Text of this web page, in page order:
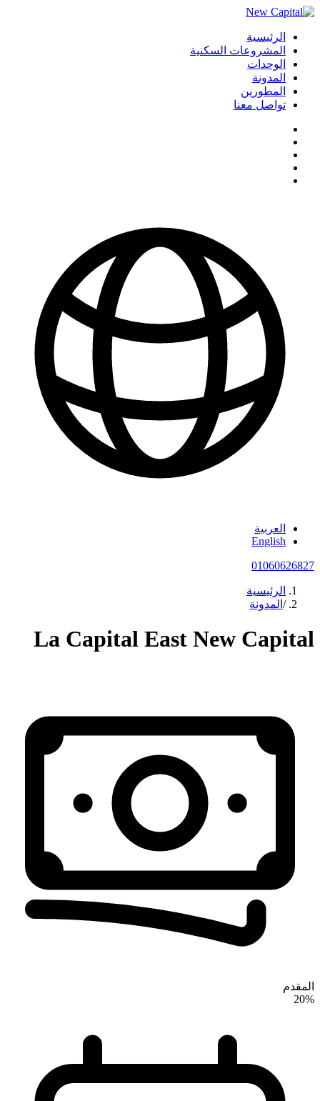
الرئيسية
المشروعات السكنية
الوحدات
المدونة
المطورين
تواصل معنا
العربية
English
01060626827
الرئيسية
/ المدونة
La Capital East New Capital
المقدم
20%